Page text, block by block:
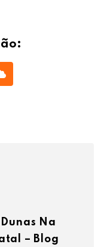
Na
– Blog